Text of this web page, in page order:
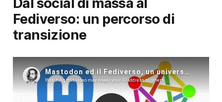
Fediverso: un percorso di
transizione